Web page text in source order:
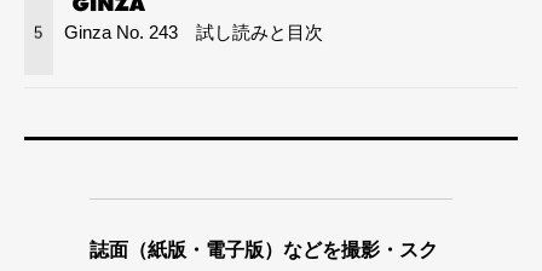
5 Ginza No. 243 試し読みと目次
誌面（紙版・電子版）などを撮影・スク